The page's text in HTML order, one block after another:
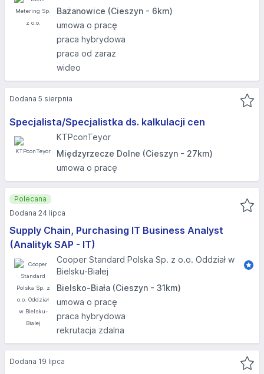
Bażanowice (Cieszyn - 6km)
umowa o pracę
praca hybrydowa
praca od zaraz
wideo
Specjalista/Specjalistka ds. kalkulacji cen
KTPconTeyor
Międzyrzecze Dolne (Cieszyn - 27km)
umowa o pracę
Dodana 5 sierpnia
Supply Chain, Purchasing IT Business Analyst
(Analityk SAP - IT)
Cooper Standard Polska Sp. z o.o. Oddział w
Bielsku-Białej
Bielsko-Biała (Cieszyn - 31km)
umowa o pracę
praca hybrydowa
rekrutacja zdalna
Polecana
Dodana 24 lipca
Dodana 19 lipca